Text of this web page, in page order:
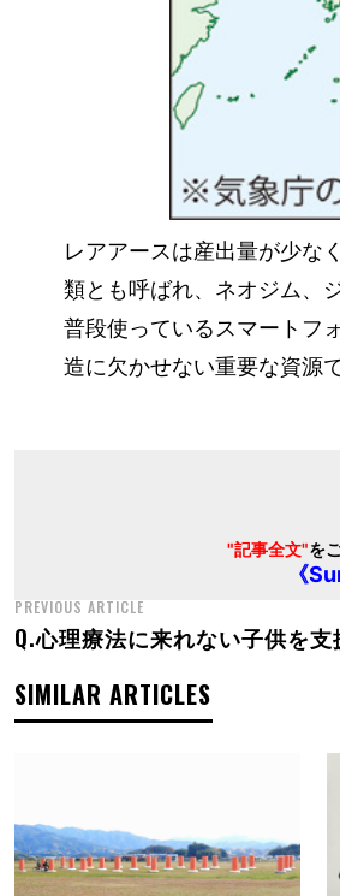
レアアースは産出量が少な
類とも呼ばれ、ネオジム、
普段使っているスマートフ
造に欠かせない重要な資源
"記事全文"を
《
PREVIOUS ARTICLE
Q.心理療法に来れない子供を支
SIMILAR ARTICLES